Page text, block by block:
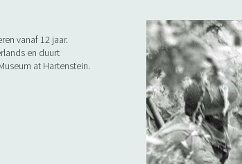
vanaf 12 jaar.
en duurt
at Hartenstein.